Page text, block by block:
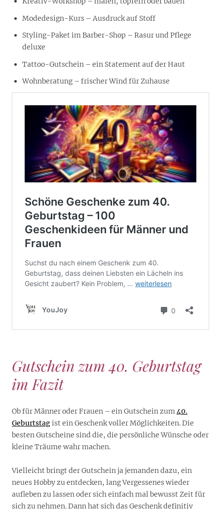
Modedesign-Kurs – Ausdruck auf Stoff
Styling-Paket im Barber-Shop – Rasur und Pflege
deluxe
Tattoo-Gutschein – ein Statement auf der Haut
Wohnberatung – frischer Wind für Zuhause
Gutschein zum 40. Geburtstag
im Fazit
Ob für Männer oder Frauen – ein Gutschein zum40.
Geburtstagist ein Geschenk voller Möglichkeiten. Die
besten Gutscheine sind die, die persönliche Wünsche oder
kleine Träume wahr machen.
Vielleicht bringt der Gutschein ja jemanden dazu, ein
neues Hobby zu entdecken, lang Vergessenes wieder
aufleben zu lassen oder sich einfach mal bewusst Zeit für
sich zu nehmen. Dann hat sich das Geschenk definitiv